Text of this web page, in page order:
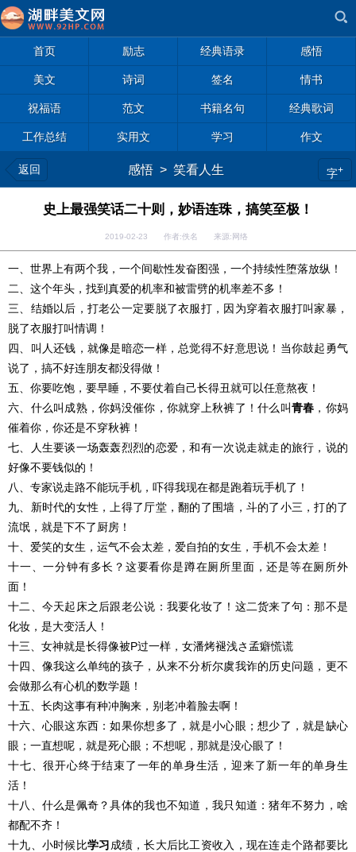
首页 励志 经典语录 感悟
美文 诗词 签名 情书
祝福语 范文 书籍名句 经典歌词
工作总结 实用文 学习 作文
返回 感悟 > 笑看人生 字+
史上最强笑话二十则，妙语连珠，搞笑至极！
2019-02-23 作者:佚名 来源:网络
一、世界上有两个我，一个间歇性发奋图强，一个持续性堕落放纵！
二、这个年头，找到真爱的机率和被雷劈的机率差不多！
三、结婚以后，打老公一定要脱了衣服打，因为穿着衣服打叫家暴，
脱了衣服打叫情调！
四、叫人还钱，就像是暗恋一样，总觉得不好意思说！当你鼓起勇气
说了，搞不好连朋友都没得做！
五、你要吃饱，要早睡，不要仗着自己长得丑就可以任意熬夜！
六、什么叫成熟，你妈没催你，你就穿上秋裤了！什么叫青春 ，你妈
催着你，你还是不穿秋裤！
七、人生要谈一场轰轰烈烈的恋爱，和有一次说走就走的旅行，说的
好像不要钱似的！
八、专家说走路不能玩手机，吓得我现在都是跑着玩手机了！
九、新时代的女性，上得了厅堂，翻的了围墙，斗的了小三，打的了
流氓，就是下不了厨房！
十、爱笑的女生，运气不会太差，爱自拍的女生，手机不会太差！
十一、一分钟有多长？这要看你是蹲在厕所里面，还是等在厕所外
面！
十二、今天起床之后跟老公说：我要化妆了！这二货来了句：那不是
化妆，是大变活人！
十三、女神就是长得像被P过一样，女潘烤褪浅さ孟癖慌谎
十四、像我这么单纯的孩子，从来不分析尔虞我诈的历史问题，更不
会做那么有心机的数学题！
十五、长肉这事有种冲胸来，别老冲着脸去啊！
十六、心眼这东西：如果你想多了，就是小心眼；想少了，就是缺心
眼；一直想呢，就是死心眼；不想呢，那就是没心眼了！
十七、很开心终于结束了一年的单身生活，迎来了新一年的单身生
活！
十八、什么是佩奇？具体的我也不知道，我只知道：猪年不努力，啥
都配不齐！
十九、小时候比学习成绩，长大后比工资收入，现在连走个路都要比